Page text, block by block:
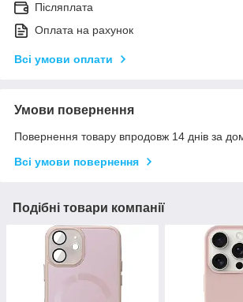
Післяплата
Оплата на рахунок
Всі умови оплати
Умови повернення
Повернення товару впродовж 14 днів за
Всі умови повернення
Подібні товари компанії